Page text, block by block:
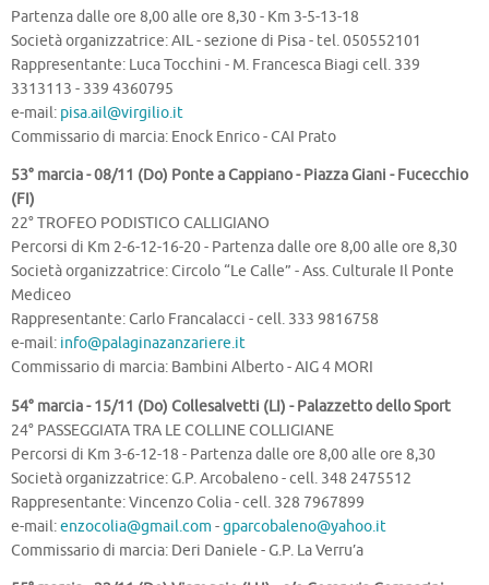
Partenza dalle ore 8,00 alle ore 8,30 - Km 3-5-13-18
Società organizzatrice: AIL - sezione di Pisa - tel. 050552101
Rappresentante: Luca Tocchini - M. Francesca Biagi cell. 339
3313113 - 339 4360795
e-mail: pisa.ail@virgilio.it
Commissario di marcia: Enock Enrico - CAI Prato
53° marcia - 08/11 (Do) Ponte a Cappiano - Piazza Giani - Fucecchio
(FI)
22° TROFEO PODISTICO CALLIGIANO
Percorsi di Km 2-6-12-16-20 - Partenza dalle ore 8,00 alle ore 8,30
Società organizzatrice: Circolo “Le Calle” - Ass. Culturale Il Ponte
Mediceo
Rappresentante: Carlo Francalacci - cell. 333 9816758
e-mail: info@palaginazanzariere.it
Commissario di marcia: Bambini Alberto - AIG 4 MORI
54° marcia - 15/11 (Do) Collesalvetti (LI) - Palazzetto dello Sport
24° PASSEGGIATA TRA LE COLLINE COLLIGIANE
Percorsi di Km 3-6-12-18 - Partenza dalle ore 8,00 alle ore 8,30
Società organizzatrice: G.P. Arcobaleno - cell. 348 2475512
Rappresentante: Vincenzo Colia - cell. 328 7967899
e-mail:enzocolia@gmail.com -gparcobaleno@yahoo.it
Commissario di marcia: Deri Daniele - G.P. La Verru’a